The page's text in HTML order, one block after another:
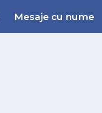
Mesaje cu nume